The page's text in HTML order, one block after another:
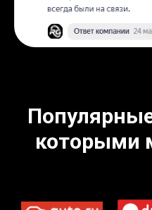
которыми